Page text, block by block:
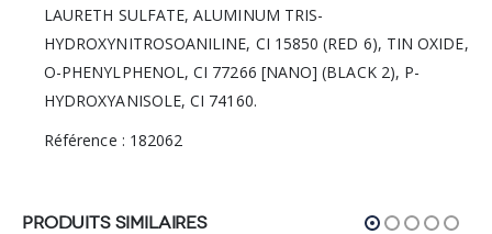
LAURETH SULFATE, ALUMINUM TRIS-
HYDROXYNITROSOANILINE, CI 15850 (RED 6), TIN OXIDE,
O-PHENYLPHENOL, CI 77266 [NANO] (BLACK 2), P-
HYDROXYANISOLE, CI 74160.
Référence : 182062
PRODUITS SIMILAIRES